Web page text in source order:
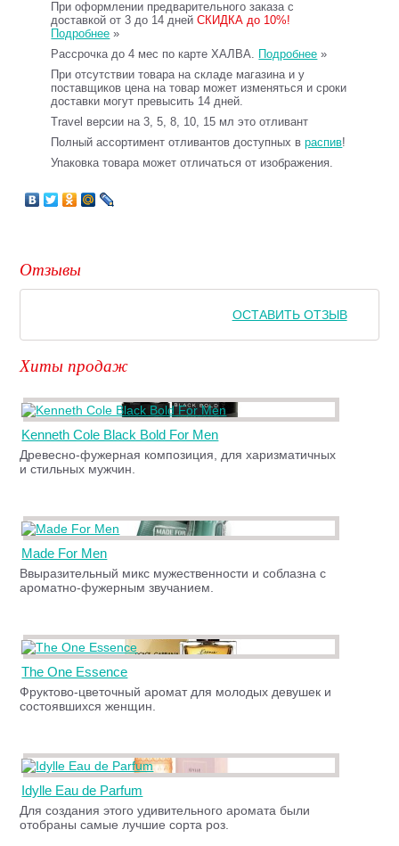
При оформлении предварительного заказа с
доставкой от 3 до 14 днейСКИДКА до 10%!
Подробнее »
Рассрочка до 4 мес по карте ХАЛВА. Подробнее »
При отсутствии товара на складе магазина и у
поставщиков цена на товар может изменяться и сроки
доставки могут превысить 14 дней.
Travel версии на 3, 5, 8, 10, 15 мл это отливант
Полный ассортимент отливантов доступных враспив!
Упаковка товара может отличаться от изображения.
Отзывы
ОСТАВИТЬ ОТЗЫВ
Хиты продаж
Kenneth Cole Black Bold For Men
Древесно-фужерная композиция, для харизматичных
и стильных мужчин.
Made For Men
Ввыразительный микс мужественности и соблазна с
ароматно-фужерным звучанием.
The One Essence
Фруктово-цветочный аромат для молодых девушек и
состоявшихся женщин.
Idylle Eau de Parfum
Для создания этого удивительного аромата были
отобраны самые лучшие сорта роз.